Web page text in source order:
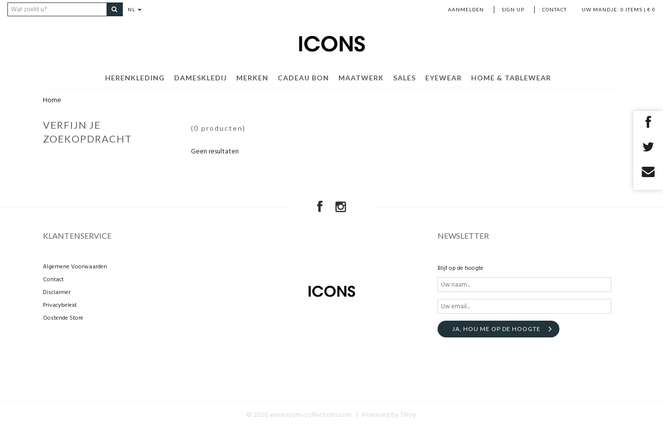
NL UW MANDJE: 0 ITEMS | € 0
AANMELDEN SIGN UP CONTACT
HERENKLEDING DAMESKLEDIJ MERKEN CADEAU BON MAATWERK SALES EYEWEAR HOME & TABLEWEAR
Home
VERFIJN JE
ZOEKOPDRACHT
(0 producten)
Geen resultaten
KLANTENSERVICE
Algemene Voorwaarden
Contact
Disclaimer
Privacybeleid
Oostende Store
NEWSLETTER
Blijf op de hoogte
JA, HOU ME OP DE HOOGTE
© 2026 www.icons-collections.com | Powered byTilroy.